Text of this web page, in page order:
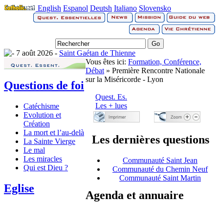
English Espanol Deutsh Italiano Slovensko
7 août 2026 - Saint Gaétan de Thienne
Questions de foi
Catéchisme
Evolution et
Création
La mort et l’au-delà
La Sainte Vierge
Le mal
Les miracles
Qui est Dieu ?
Eglise
Vous êtes ici: Formation, Conférence,
Débat » Première Rencontre Nationale
sur la Miséricorde - Lyon
Quest. Es.
Les + lues
Les dernières questions
Communauté Saint Jean
Communauté du Chemin Neuf
Communauté Saint Martin
Agenda et annuaire